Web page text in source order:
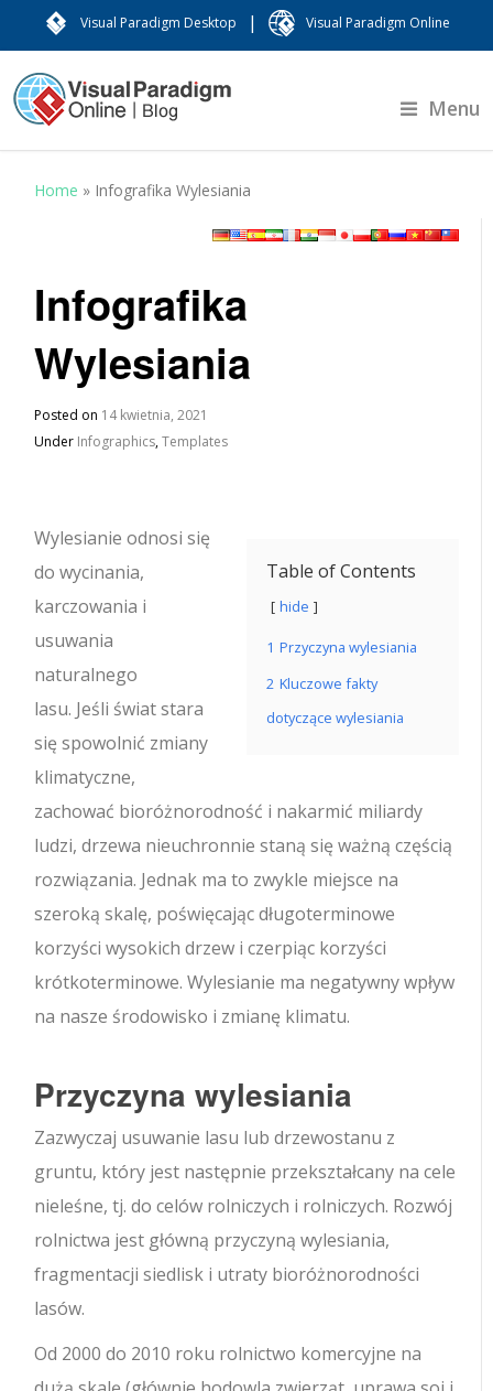
Visual Paradigm Desktop | Visual Paradigm Online
Menu
Home » Infografika Wylesiania
Infografika
Wylesiania
Posted on 14 kwietnia, 2021
Under Infographics,Templates
Table of Contents
hide
1 Przyczyna wylesiania
2 Kluczowe fakty
dotyczące wylesiania
Wylesianie odnosi się
do wycinania,
karczowania i
usuwania
naturalnego
lasu. Jeśli świat stara
się spowolnić zmiany
klimatyczne,
zachować bioróżnorodność i nakarmić miliardy
ludzi, drzewa nieuchronnie staną się ważną częścią
rozwiązania. Jednak ma to zwykle miejsce na
szeroką skalę, poświęcając długoterminowe
korzyści wysokich drzew i czerpiąc korzyści
krótkoterminowe. Wylesianie ma negatywny wpływ
na nasze środowisko i zmianę klimatu.
Przyczyna wylesiania
Zazwyczaj usuwanie lasu lub drzewostanu z
gruntu, który jest następnie przekształcany na cele
nieleśne, tj. do celów rolniczych i rolniczych. Rozwój
rolnictwa jest główną przyczyną wylesiania,
fragmentacji siedlisk i utraty bioróżnorodności
lasów.
Od 2000 do 2010 roku rolnictwo komercyjne na